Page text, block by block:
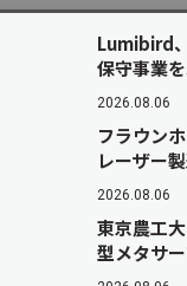
Lumibird
保守事業
2026.08.06
フラウン
レーザー
2026.08.06
東京農工
型メタサ